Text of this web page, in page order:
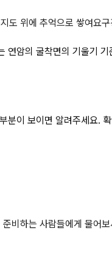
주가 준수
도 위에 추억으로 쌓여요구
연암의 굴착면의 기울기 기
분이 보이면 알려주세요.
비하는 사람들에게 물어